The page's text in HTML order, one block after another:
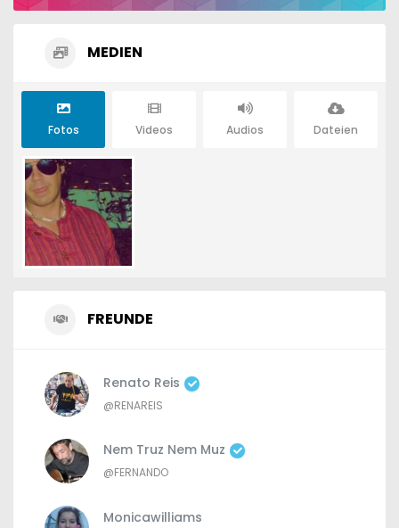
MEDIEN
Fotos Videos Audios Dateien
FREUNDE
Renato Reis
@RENAREIS
Nem Truz Nem Muz
@FERNANDO
Monicawilliams